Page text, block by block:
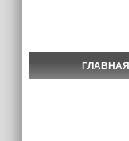
ГЛАВНАЯ